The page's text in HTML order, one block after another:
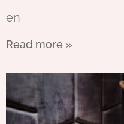
en
Read more »